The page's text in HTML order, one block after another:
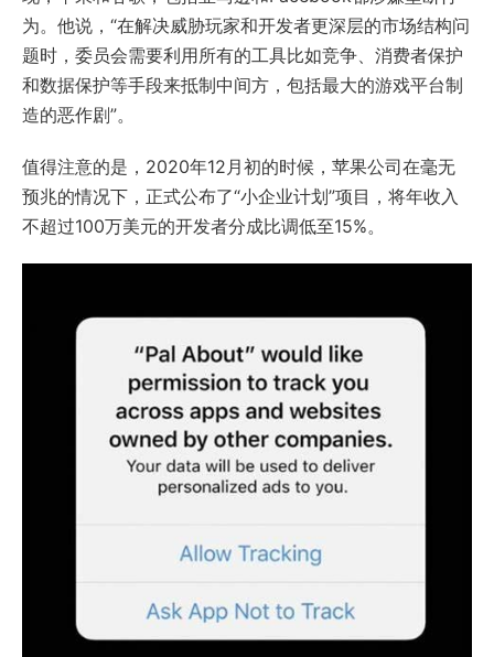
为。他说，“在解决威胁玩家和开发者更深层的市场结构问
题时，委员会需要利用所有的工具比如竞争、消费者保护
和数据保护等手段来抵制中间方，包括最大的游戏平台制
造的恶作剧”。
值得注意的是，2020年12月初的时候，苹果公司在毫无
预兆的情况下，正式公布了“小企业计划”项目，将年收入
不超过100万美元的开发者分成比调低至15%。